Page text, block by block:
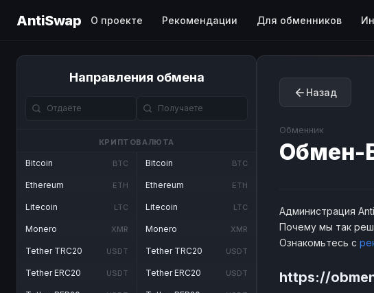
AntiSwap О проекте Рекомендации Для обменников
Направления обмена
КРИПТОВАЛЮТА
Bitcoin BTC
Ethereum ETH
Litecoin LTC
Monero XMR
Tether TRC20 USDT
Tether ERC20 USDT
Bitcoin BTC
Ethereum ETH
Litecoin LTC
Monero XMR
Tether TRC20 USDT
Tether ERC20 USDT
Назад
Обменник
Обмен-
Администрация
Почему мы так
Ознакомьтесь с
https://